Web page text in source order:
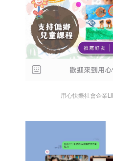
用心快樂社會企業